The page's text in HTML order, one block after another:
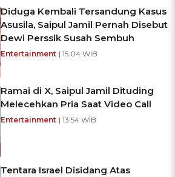
Diduga Kembali Tersandung Kasus
Asusila, Saipul Jamil Pernah Disebut
Dewi Perssik Susah Sembuh
Entertainment | 15:04 WIB
Ramai di X, Saipul Jamil Dituding
Melecehkan Pria Saat Video Call
Entertainment | 13:54 WIB
Tentara Israel Disidang Atas